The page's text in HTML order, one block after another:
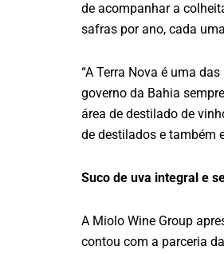
de acompanhar a
safras por ano, cada
“A Terra Nova é uma
governo da Bahia
área de destilado de
de destilados e também
Suco de uva integral e
A Miolo Wine Group
contou com a parceria